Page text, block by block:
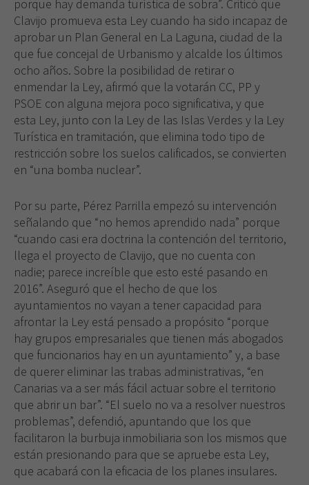
porque hay demanda turística de sobra”. Criticó que
Clavijo promueva esta Ley cuando ha sido incapaz de
aprobar un Plan General en La Laguna, ciudad de la
que fue concejal de Urbanismo y alcalde los últimos
ocho años. Sobre la posibilidad de retirar o
enmendar la Ley, afirmó que la votarán CC, PP y
PSOE con alguna mejora poco significativa, y que
esta Ley, junto con la Ley de las Islas Verdes y la Ley
Turística en tramitación, que elimina todo tipo de
restricción sobre los suelos calificados, se convierten
en “una bomba nuclear”.
Por su parte, Pérez Parrilla empezó su intervención
señalando que “no hemos aprendido nada” porque
“cuando casi era doctrina la contención del territorio,
llega el proyecto de Clavijo, que no cuenta con
nadie; parece increíble que esto esté pasando en
2016”. Aseguró que el hecho de que los
ayuntamientos no vayan a tener capacidad para
afrontar la Ley está pensado a propósito “porque
hay grupos empresariales que tienen más abogados
que funcionarios hay en un ayuntamiento” y, a base
de querer eliminar las trabas administrativas, “en
Canarias va a ser más fácil actuar sobre el territorio
que abrir un bar”. “El suelo no va a resolver nuestros
problemas”, defendió, apuntando que los que
facilitaron la burbuja inmobiliaria son los mismos que
están presionando para que se apruebe esta Ley,
que acabará con la eficacia de los planes insulares.
son
opcionales.
Son
para que
funcione la
web.
Experiencia
Para que
nuestra web
funcione lo
mejor posible
durante tu
visita. Si
rechaza estas
cookies,
algunas
funcionalidades